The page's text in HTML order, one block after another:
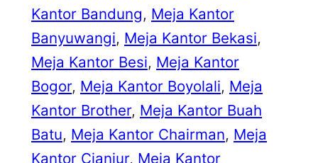
Kantor Bandung, Meja Kantor
Banyuwangi, Meja Kantor Bekasi
Meja Kantor Besi, Meja Kantor
Bogor, Meja Kantor Boyolali, Meja
Kantor Brother, Meja Kantor Buah
Batu, Meja Kantor Chairman, Meja
Kantor Cianjur, Meja Kantor